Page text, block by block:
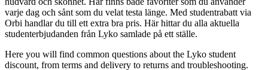
varje dag och sånt som du velat testa länge. Med studentrabatt via
Orbi handlar du till ett extra bra pris. Här hittar du alla aktuella
studenterbjudanden från Lyko samlade på ett ställe.
Here you will find common questions about the Lyko student
discount, from terms and delivery to returns and troubleshooting.